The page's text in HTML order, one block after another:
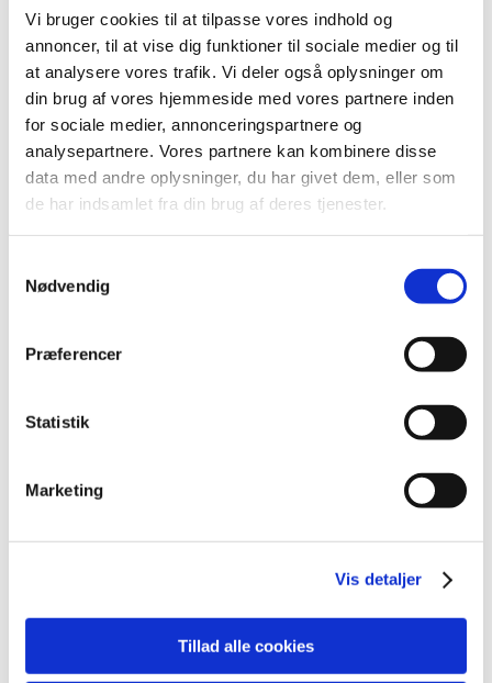
Vi bruger cookies til at tilpasse vores indhold og
annoncer, til at vise dig funktioner til sociale medier og til
at analysere vores trafik. Vi deler også oplysninger om
din brug af vores hjemmeside med vores partnere inden
for sociale medier, annonceringspartnere og
analysepartnere. Vores partnere kan kombinere disse
data med andre oplysninger, du har givet dem, eller som
de har indsamlet fra din brug af deres tjenester.
Nødvendig
Præferencer
Statistik
Marketing
Vis detaljer
Tillad alle cookies
Forrige 1 … 7 8 9
Alle (2506)
TID
2026 (84)
2023 (195)
2021 (516)
2019 (159)
december (19)
august (12)
juni (15)